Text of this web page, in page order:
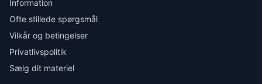
Information
Ofte stillede spørgsmål
Vilkår og betingelser
Privatlivspolitik
Sælg dit materiel